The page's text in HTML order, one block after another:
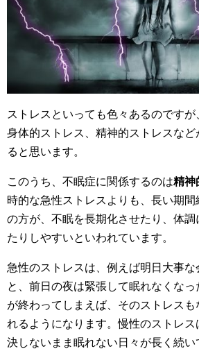
ストレスといっても色々あるのですが
身体的ストレス、精神的ストレスなど
ると思います。
このうち、不眠症に関係するのは精神
時的な急性ストレスよりも、長い期
の方が、不眠を長期化させたり、体調
たりしやすいといわれています。
急性のストレスは、例えば明日大事な
と、前日の夜は緊張して眠れなくな
が終わってしまえば、そのストレス
れるようになります。慢性のストレ
決しないまま眠れない日々が長く続い